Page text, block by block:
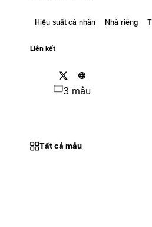
Hiệu suất cá nhân Nhà riêng
Liên kết
3 mẫu
Tất cả mẫu